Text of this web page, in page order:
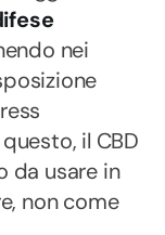
nei
il CBD
da usare in
non come